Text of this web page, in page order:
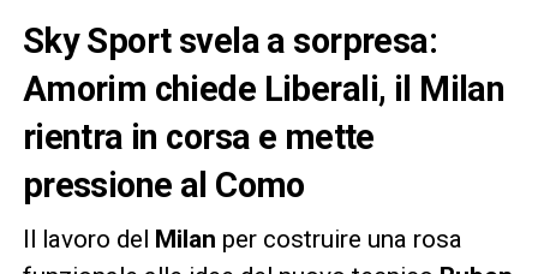
Sky Sport svela a sorpresa:
Amorim chiede Liberali, il Milan
rientra in corsa e mette
pressione al Como
Il lavoro del Milan per costruire una rosa